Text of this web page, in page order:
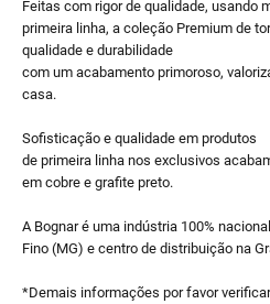
Feitas com rigor de qualidade, usando
primeira linha, a coleção Premium de
qualidade e durabilidade
com um acabamento primoroso,
casa.
Sofisticação e qualidade em produtos
de primeira linha nos exclusivos
em cobre e grafite preto.
A Bognar é uma indústria 100%
Fino (MG) e centro de distribuição na
*Demais informações por favor